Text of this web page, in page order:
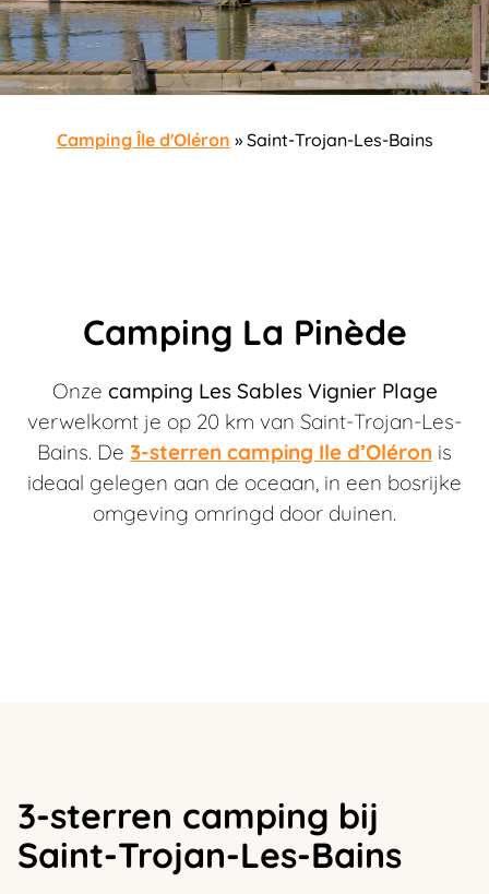
Camping Île d'Oléron » Saint-Trojan-Les-Bains
Camping La Pinède
Onze camping Les Sables Vignier Plage
verwelkomt je op 20 km van Saint-Trojan-Les-
Bains. De 3-sterren camping Ile d’Oléron is
ideaal gelegen aan de oceaan, in een bosrijke
omgeving omringd door duinen.
3-sterren camping bij
Saint-Trojan-Les-Bains